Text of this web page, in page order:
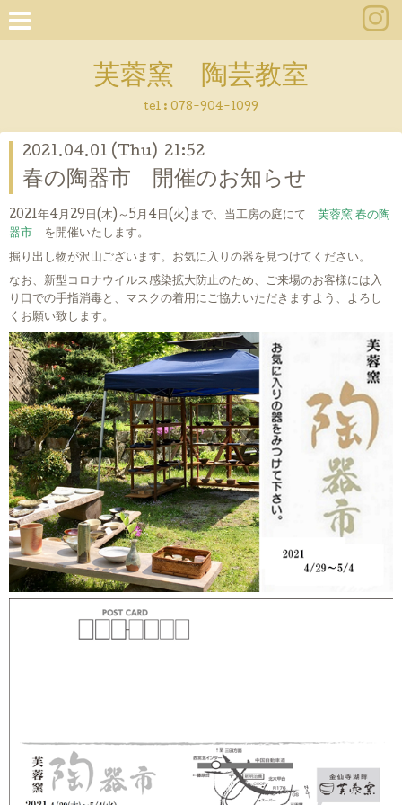
芙蓉窯 陶芸教室
tel : 078-904-1099
2021.04.01 (Thu) 21:52
春の陶器市 開催のお知らせ
2021年4月29日(木)～5月4日(火)まで、当工房の庭にて 芙蓉窯 春の陶
器市
を開催いたします。
掘り出し物が沢山ございます。お気に入りの器を見つけてください。
なお、新型コロナウイルス感染拡大防止のため、ご来場のお客様には入
り口での手指消毒と、マスクの着用にご協力いただきますよう、よろし
くお願い致します。